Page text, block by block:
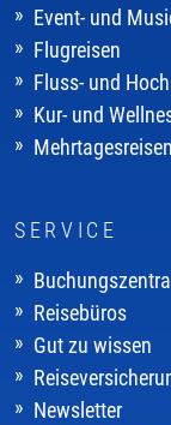
Event- und
Flugreisen
Fluss- und
Kur- und
Mehrtagesreisen
SERVICE
Reisebüros
Gut zu wissen
Newsletter